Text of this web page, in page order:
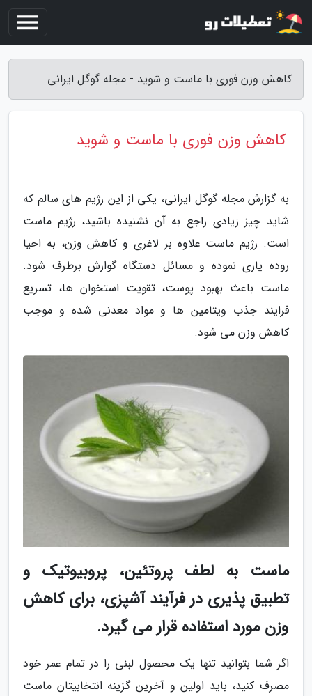
کاهش وزن فوری با ماست و شوید - مجله گوگل ایرانی
کاهش وزن فوری با ماست و شوید
به گزارش مجله گوگل ایرانی، یکی از این رژیم های سالم که
شاید چیز زیادی راجع به آن نشنیده باشید، رژیم ماست
است. رژیم ماست علاوه بر لاغری و کاهش وزن، به احیا
روده یاری نموده و مسائل دستگاه گوارش برطرف شود.
ماست باعث بهبود پوست، تقویت استخوان ها، تسریع
فرایند جذب ویتامین ها و مواد معدنی شده و موجب
کاهش وزن می شود.
ماست به لطف پروتئین، پروبیوتیک و
تطبیق پذیری در فرآیند آشپزی، برای کاهش
وزن مورد استفاده قرار می گیرد.
اگر شما بتوانید تنها یک محصول لبنی را در تمام عمر خود
مصرف کنید، باید اولین و آخرین گزینه انتخابیتان ماست